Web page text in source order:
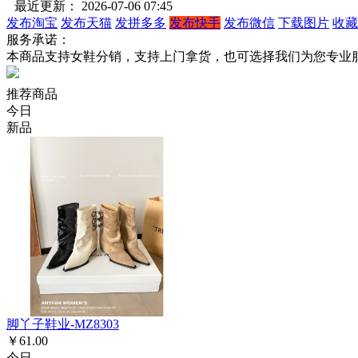
最近更新： 2026-07-06 07:45
发布淘宝 发布天猫 发拼多多 发布快手 发布微信 下载图片 收
服务承诺：
本商品支持女鞋分销，支持上门拿货，也可选择我们为您专业
推荐商品
今日
新品
脚丫子鞋业-MZ8303
￥61.00